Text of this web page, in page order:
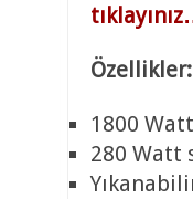
Özellikler:
1800
280 Watt